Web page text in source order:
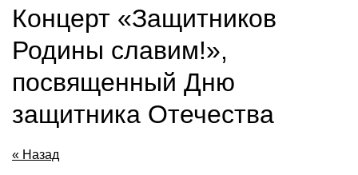
Концерт «Защитников
Родины славим!»,
посвященный Дню
защитника Отечества
« Назад